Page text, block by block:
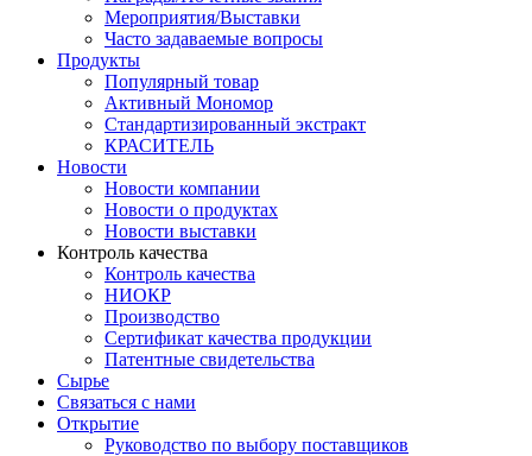
Мероприятия/Выставки
Часто задаваемые вопросы
Продукты
Популярный товар
Активный Мономор
Стандартизированный экстракт
КРАСИТЕЛЬ
Новости
Новости компании
Новости о продуктах
Новости выставки
Контроль качества
Контроль качества
НИОКР
Производство
Сертификат качества продукции
Патентные свидетельства
Сырье
Связаться с нами
Открытие
Руководство по выбору поставщиков